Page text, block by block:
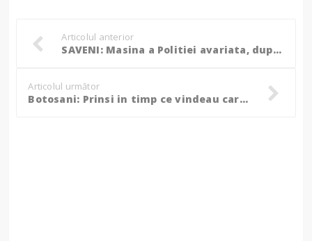
Articolul anterior
SAVENI: Masina a Politiei avariata, dupa ce politistul aflat la volan si-a pierdut cunostinta!
Articolul următor
Botosani: Prinsi in timp ce vindeau cartuse de tigari... pline cu cartoane!